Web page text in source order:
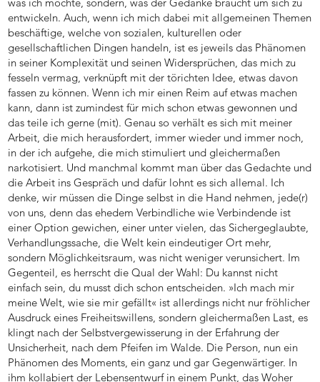
entwickeln. Auch, wenn ich mich dabei mit allgemeinen Themen
beschäftige, welche von sozialen, kulturellen oder
gesellschaftlichen Dingen handeln, ist es jeweils das Phänomen
in seiner Komplexität und seinen Widersprüchen, das mich zu
fesseln vermag, verknüpft mit der törichten Idee, etwas davon
fassen zu können. Wenn ich mir einen Reim auf etwas machen
kann, dann ist zumindest für mich schon etwas gewonnen und
das teile ich gerne (mit). Genau so verhält es sich mit meiner
Arbeit, die mich herausfordert, immer wieder und immer noch,
in der ich aufgehe, die mich stimuliert und gleichermaßen
narkotisiert. Und manchmal kommt man über das Gedachte und
die Arbeit ins Gespräch und dafür lohnt es sich allemal. Ich
denke, wir müssen die Dinge selbst in die Hand nehmen, jede(r)
von uns, denn das ehedem Verbindliche wie Verbindende ist
einer Option gewichen, einer unter vielen, das Sichergeglaubte,
Verhandlungssache, die Welt kein eindeutiger Ort mehr,
sondern Möglichkeitsraum, was nicht weniger verunsichert. Im
Gegenteil, es herrscht die Qual der Wahl: Du kannst nicht
einfach sein, du musst dich schon entscheiden. »Ich mach mir
meine Welt, wie sie mir gefällt« ist allerdings nicht nur fröhlicher
Ausdruck eines Freiheitswillens, sondern gleichermaßen Last, es
klingt nach der Selbstvergewisserung in der Erfahrung der
Unsicherheit, nach dem Pfeifen im Walde. Die Person, nun ein
Phänomen des Moments, ein ganz und gar Gegenwärtiger. In
ihm kollabiert der Lebensentwurf in einem Punkt, das Woher